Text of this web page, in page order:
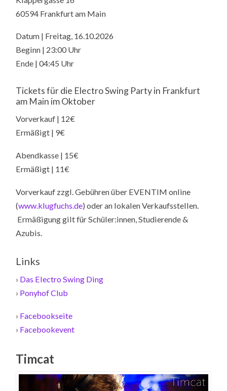
60594 Frankfurt am Main
Datum | Freitag, 16.10.2026
Beginn | 23:00 Uhr
Ende | 04:45 Uhr
Tickets für die Electro Swing Party in Frankfurt
am Main im Oktober
Vorverkauf | 12€
Ermäßigt | 9€
Abendkasse | 15€
Ermäßigt | 11€
Vorverkauf zzgl. Gebühren über EVENTIM online
(www.klugfuchs.de) oder an lokalen Verkaufsstellen.
Ermäßigung gilt für Schüler:innen, Studierende &
Azubis.
Links
› Das Electro Swing Ding
› Ponyhof Club
› Facebookseite
› Facebookevent
Timcat